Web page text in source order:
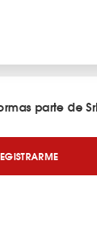
parte de